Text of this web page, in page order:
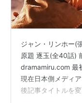
ジャン・リンホー(
原題 逐玉(全40話)
dramamiru.com 最
現在日本側メディ
後記事タイトルを